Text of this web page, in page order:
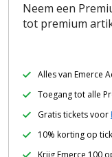
Neem een
tot premium
Alles van Emerce
Toegang tot alle
Gratis tickets voor
10% korting op
Krijg Emerce 100